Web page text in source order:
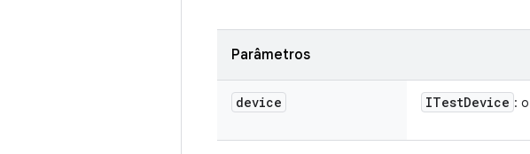
Parâmetros
device ITestDevice : o